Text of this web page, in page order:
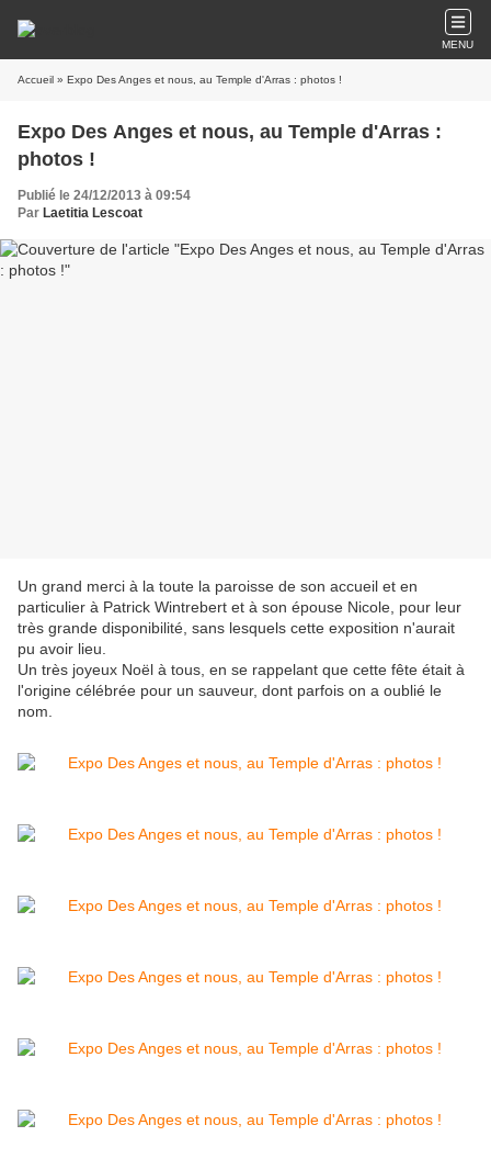
MENU
Accueil » Expo Des Anges et nous, au Temple d'Arras : photos !
Expo Des Anges et nous, au Temple d'Arras :
photos !
Publié le 24/12/2013 à 09:54
Par Laetitia Lescoat
Un grand merci à la toute la paroisse de son accueil et en
particulier à Patrick Wintrebert et à son épouse Nicole, pour leur
très grande disponibilité, sans lesquels cette exposition n'aurait
pu avoir lieu.
Un très joyeux Noël à tous, en se rappelant que cette fête était à
l'origine célébrée pour un sauveur, dont parfois on a oublié le
nom.